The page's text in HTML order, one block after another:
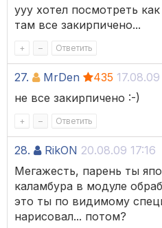
ууу хотел посмотреть
там все закирпичено...
+ – Ответить
27. MrDen 435 17.08.09
не все закирпичено :-)
+ – Ответить
28. RikON 20.08.09 17:16
Мегажесть, парень ты
каламбура в модуле
это ты по видимому
нарисовал... потом?